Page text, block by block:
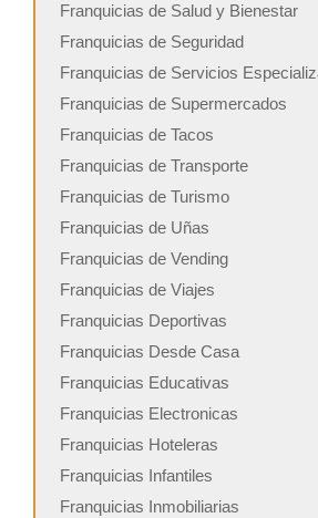
Franquicias de Salud y Bienestar
Franquicias de Seguridad
Franquicias de Servicios
Franquicias de Supermercados
Franquicias de Tacos
Franquicias de Transporte
Franquicias de Turismo
Franquicias de Uñas
Franquicias de Vending
Franquicias de Viajes
Franquicias Deportivas
Franquicias Desde Casa
Franquicias Educativas
Franquicias Electronicas
Franquicias Hoteleras
Franquicias Infantiles
Franquicias Inmobiliarias